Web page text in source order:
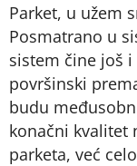
Parket, u užem
Posmatrano u
sistem čine još
površinski
budu
konačni kvalitet
parketa, već